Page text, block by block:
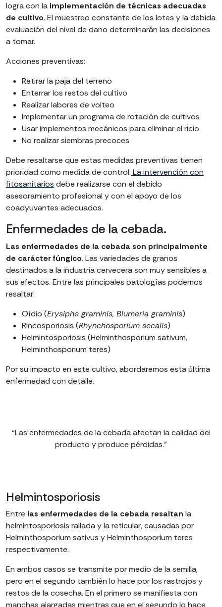
logra con la implementación de técnicas adecuadas
de cultivo. El muestreo constante de los lotes y la debida
evaluación del nivel de daño determinarán las decisiones
a tomar.
Acciones preventivas:
Retirar la paja del terreno
Enterrar los restos del cultivo
Realizar labores de volteo
Implementar un programa de rotación de cultivos
Usar implementos mecánicos para eliminar el ricio
No realizar siembras precoces
Debe resaltarse que estas medidas preventivas tienen
prioridad como medida de control. La intervención con
fitosanitarios debe realizarse con el debido
asesoramiento profesional y con el apoyo de los
coadyuvantes adecuados.
Enfermedades de la cebada.
Las enfermedades de la cebada son principalmente
de carácter fúngico. Las variedades de granos
destinados a la industria cervecera son muy sensibles a
sus efectos. Entre las principales patologías podemos
resaltar:
Oídio (Erysiphe graminis, Blumeria graminis)
Rincosporiosis (Rhynchosporium secalis)
Helmintosporiosis (Helminthosporium sativum,
Helminthosporium teres)
Por su impacto en este cultivo, abordaremos esta última
enfermedad con detalle.
“Las enfermedades de la cebada afectan la calidad del
producto y produce pérdidas.”
Helmintosporiosis
Entre las enfermedades de la cebada resaltan la
helmintosporiosis rallada y la reticular, causadas por
Helminthosporium sativus y Helminthosporium teres
respectivamente.
En ambos casos se transmite por medio de la semilla,
pero en el segundo también lo hace por los rastrojos y
restos de la cosecha. En el primero se manifiesta con
manchas alargadas mientras que en el segundo lo hace